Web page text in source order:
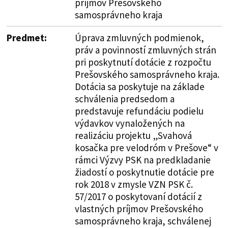
samosprávneho kraja
Predmet:
Úprava zmluvných podmienok,
práv a povinností zmluvných strán
pri poskytnutí dotácie z rozpočtu
Prešovského samosprávneho kraja.
Dotácia sa poskytuje na základe
schválenia predsedom a
predstavuje refundáciu podielu
výdavkov vynaložených na
realizáciu projektu „Svahová
kosačka pre velodróm v Prešove“ v
rámci Výzvy PSK na predkladanie
žiadostí o poskytnutie dotácie pre
rok 2018 v zmysle VZN PSK č.
57/2017 o poskytovaní dotácií z
vlastných príjmov Prešovského
samosprávneho kraja, schválenej